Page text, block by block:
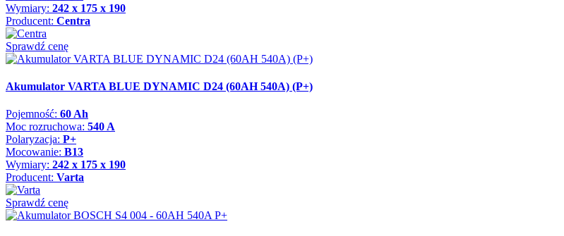
Wymiary: 242 x 175 x 190
Producent: Centra
Sprawdź cenę
Akumulator VARTA BLUE DYNAMIC D24 (60AH 540A) (P+)
Pojemność: 60 Ah
Moc rozruchowa: 540 A
Polaryzacja: P+
Mocowanie: B13
Wymiary: 242 x 175 x 190
Producent: Varta
Sprawdź cenę